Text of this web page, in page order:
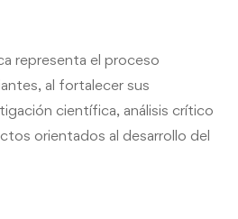
representa el proceso
al fortalecer sus
científica, análisis crítico
orientados al desarrollo del